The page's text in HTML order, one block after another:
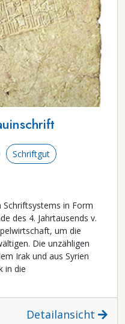
Schriftgut
Schriftsystems in Form
des 4. Jahrtausends v.
um die
Die unzähligen
Irak und aus Syrien
in die
Detailansicht